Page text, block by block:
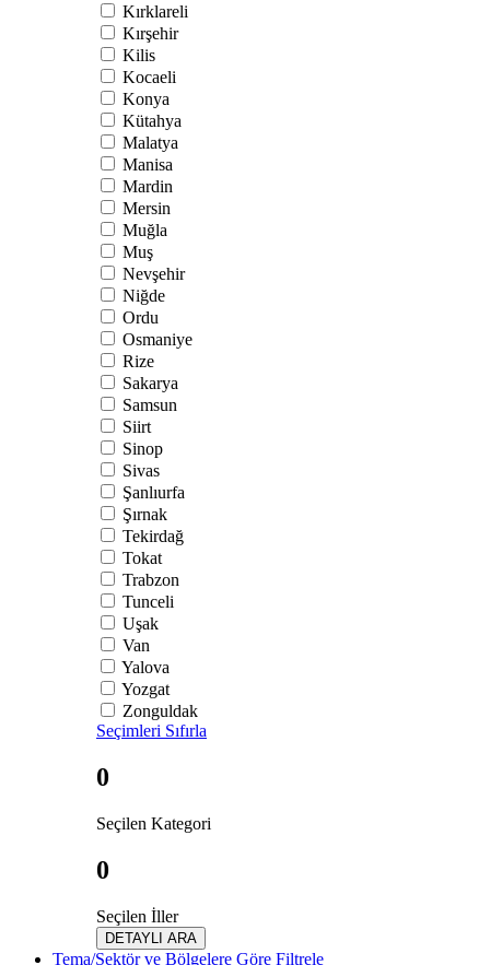
Kırklareli
Kırşehir
Kilis
Kocaeli
Konya
Kütahya
Malatya
Manisa
Mardin
Mersin
Muğla
Muş
Nevşehir
Niğde
Ordu
Osmaniye
Rize
Sakarya
Samsun
Siirt
Sinop
Sivas
Şanlıurfa
Şırnak
Tekirdağ
Tokat
Trabzon
Tunceli
Uşak
Van
Yalova
Yozgat
Zonguldak
Seçimleri Sıfırla
0
Seçilen Kategori
0
Seçilen İller
DETAYLI ARA
Tema/Sektör ve Bölgelere Göre Filtrele